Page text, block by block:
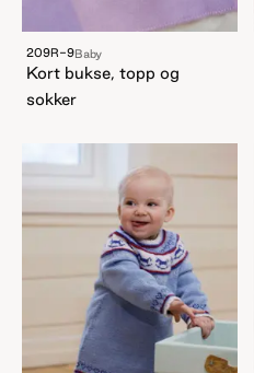
209R-9Baby
Kort bukse, topp og
sokker